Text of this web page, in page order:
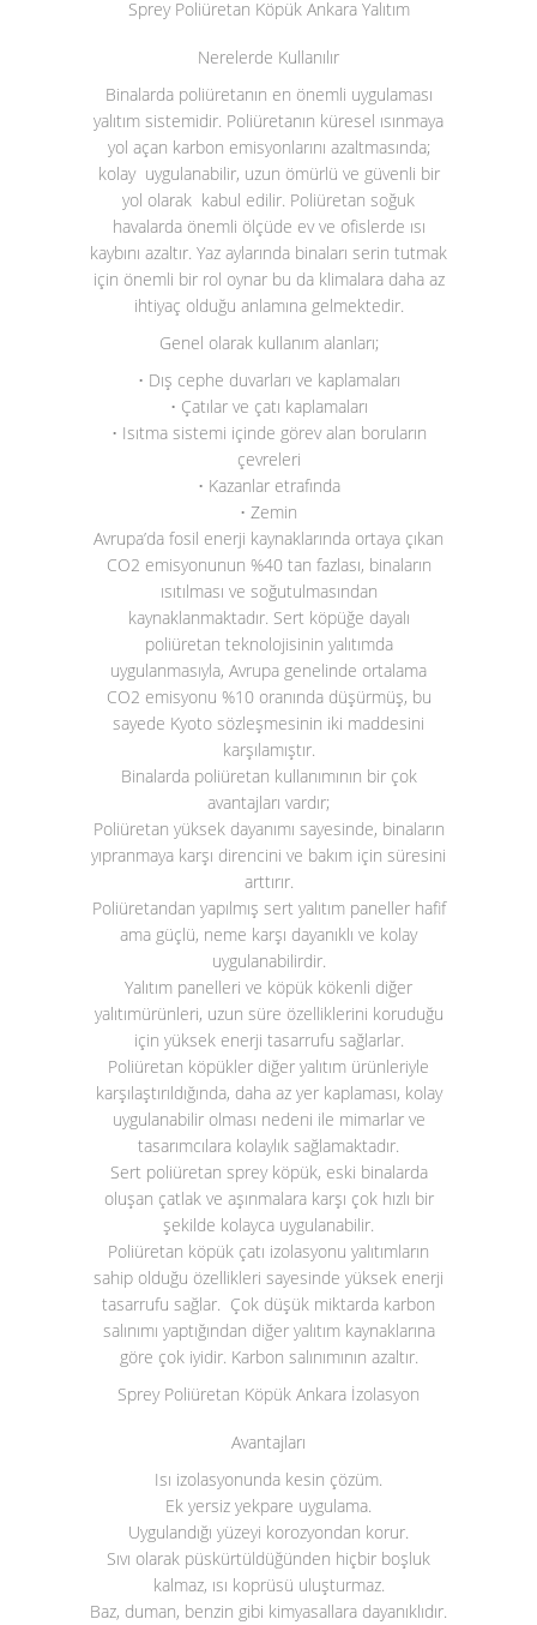
Sprey Poliüretan Köpük Ankara Yalıtım
Nerelerde Kullanılır
Binalarda poliüretanın en önemli uygulaması
yalıtım sistemidir. Poliüretanın küresel ısınmaya
yol açan karbon emisyonlarını azaltmasında;
kolay uygulanabilir, uzun ömürlü ve güvenli bir
yol olarak kabul edilir. Poliüretan soğuk
havalarda önemli ölçüde ev ve ofislerde ısı
kaybını azaltır. Yaz aylarında binaları serin tutmak
için önemli bir rol oynar bu da klimalara daha az
ihtiyaç olduğu anlamına gelmektedir.
Genel olarak kullanım alanları;
• Dış cephe duvarları ve kaplamaları
• Çatılar ve çatı kaplamaları
• Isıtma sistemi içinde görev alan boruların
çevreleri
• Kazanlar etrafında
• Zemin
Avrupa’da fosil enerji kaynaklarında ortaya çıkan
CO2 emisyonunun %40 tan fazlası, binaların
ısıtılması ve soğutulmasından
kaynaklanmaktadır. Sert köpüğe dayalı
poliüretan teknolojisinin yalıtımda
uygulanmasıyla, Avrupa genelinde ortalama
CO2 emisyonu %10 oranında düşürmüş, bu
sayede Kyoto sözleşmesinin iki maddesini
karşılamıştır.
Binalarda poliüretan kullanımının bir çok
avantajları vardır;
Poliüretan yüksek dayanımı sayesinde, binaların
yıpranmaya karşı direncini ve bakım için süresini
arttırır.
Poliüretandan yapılmış sert yalıtım paneller hafif
ama güçlü, neme karşı dayanıklı ve kolay
uygulanabilirdir.
Yalıtım panelleri ve köpük kökenli diğer
yalıtımürünleri, uzun süre özelliklerini koruduğu
için yüksek enerji tasarrufu sağlarlar.
Poliüretan köpükler diğer yalıtım ürünleriyle
karşılaştırıldığında, daha az yer kaplaması, kolay
uygulanabilir olması nedeni ile mimarlar ve
tasarımcılara kolaylık sağlamaktadır.
Sert poliüretan sprey köpük, eski binalarda
oluşan çatlak ve aşınmalara karşı çok hızlı bir
şekilde kolayca uygulanabilir.
Poliüretan köpük çatı izolasyonu yalıtımların
sahip olduğu özellikleri sayesinde yüksek enerji
tasarrufu sağlar. Çok düşük miktarda karbon
salınımı yaptığından diğer yalıtım kaynaklarına
göre çok iyidir. Karbon salınımının azaltır.
Sprey Poliüretan Köpük Ankara İzolasyon
Avantajları
Isı izolasyonunda kesin çözüm.
Ek yersiz yekpare uygulama.
Uygulandığı yüzeyi korozyondan korur.
Sıvı olarak püskürtüldüğünden hiçbir boşluk
kalmaz, ısı koprüsü uluşturmaz.
Baz, duman, benzin gibi kimyasallara dayanıklıdır.